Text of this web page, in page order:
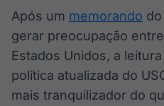
Após um memorando
gerar preocupação
Estados Unidos, a
política atualizada do
mais tranquilizador do